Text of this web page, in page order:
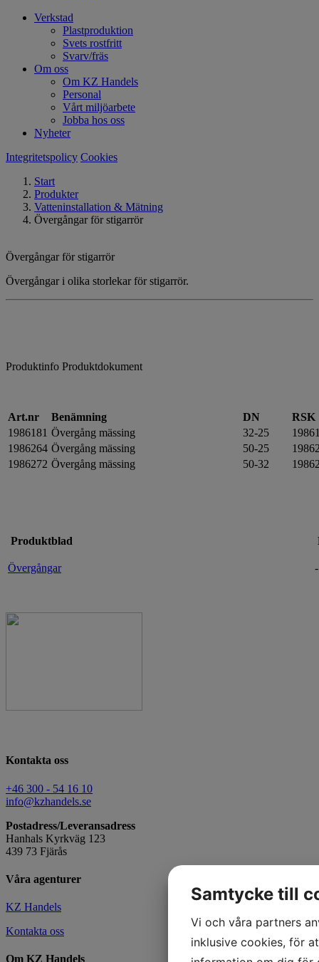
Verkstad
Plastproduktion
Svets rostfritt
Svarv/fräs
Om oss
Om KZ Handels
Personal
Vårt miljöarbete
Jobba hos oss
Nyheter
Integritetspolicy Cookies
Start
Produkter
Vatteninstallation & Mätning
Övergångar för stigarrör
Övergångar för stigarrör
Övergångar i olika storlekar för stigarrör.
Produktinfo Produktdokument
Art.nr Benämning DN
RSK
1986181 Övergång mässing 32-25
1986264 Övergång mässing 50-25
1986272 Övergång mässing 50-32
Produktblad
Övergångar -
Kontakta oss
+46 300 - 54 16 10
info@kzhandels.se
Postadress/Leveransadress
Hanhals Kyrkväg 123
439 73 Fjärås
Våra agenturer
KZ Handels
Kontakta oss
Om KZ Handels
Samtycke till
Vi och våra partners
inklusive cookies, för